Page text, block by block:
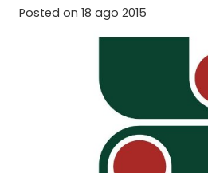
Posted on 18 ago 2015